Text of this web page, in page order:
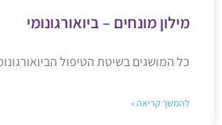
מילון מונחים – ביואורגונומי
כל המושגים בשיטת הטיפול
להמשך קריאה »